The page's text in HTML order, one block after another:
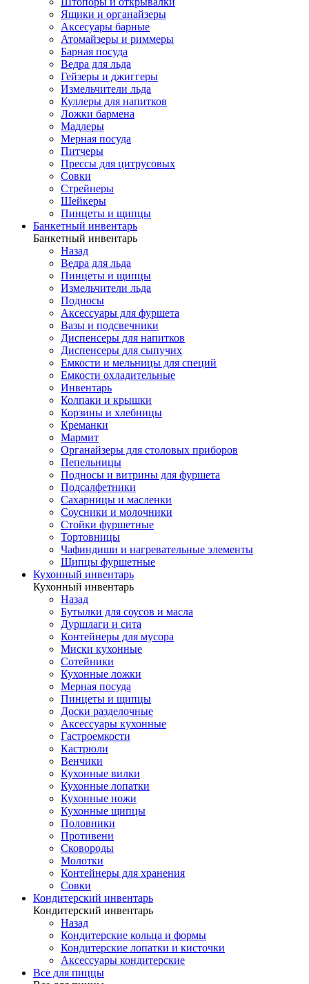
Ящики и органайзеры
Аксесуары барные
Атомайзеры и риммеры
Барная посуда
Ведра для льда
Гейзеры и джиггеры
Измельчители льда
Куллеры для напитков
Ложки бармена
Мадлеры
Мерная посуда
Питчеры
Прессы для цитрусовых
Совки
Стрейнеры
Шейкеры
Пинцеты и щипцы
Банкетный инвентарь
Банкетный инвентарь
Назад
Ведра для льда
Пинцеты и щипцы
Измельчители льда
Подносы
Аксессуары для фуршета
Вазы и подсвечники
Диспенсеры для напитков
Диспенсеры для сыпучих
Емкости и мельницы для специй
Емкости охладительные
Инвентарь
Колпаки и крышки
Корзины и хлебницы
Креманки
Мармит
Органайзеры для столовых приборов
Пепельницы
Подносы и витрины для фуршета
Подсалфетники
Сахарницы и масленки
Соусники и молочники
Стойки фуршетные
Тортовницы
Чафиндиши и нагревательные элементы
Щипцы фуршетные
Кухонный инвентарь
Кухонный инвентарь
Назад
Бутылки для соусов и масла
Дуршлаги и сита
Контейнеры для мусора
Миски кухонные
Сотейники
Кухонные ложки
Мерная посуда
Пинцеты и щипцы
Доски разделочные
Аксессуары кухонные
Гастроемкости
Кастрюли
Венчики
Кухонные вилки
Кухонные лопатки
Кухонные ножи
Кухонные щипцы
Половники
Противени
Сковороды
Молотки
Контейнеры для хранения
Совки
Кондитерский инвентарь
Кондитерский инвентарь
Назад
Кондитерские кольца и формы
Кондитерские лопатки и кисточки
Аксессуары кондитерские
Все для пиццы